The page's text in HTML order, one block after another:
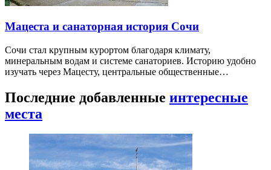
Мацеста и санаторная история Сочи
Сочи стал крупным курортом благодаря климату,
минеральным водам и системе санаториев. Историю удобно
изучать через Мацесту, центральные общественные…
Последние добавленные интересные
места